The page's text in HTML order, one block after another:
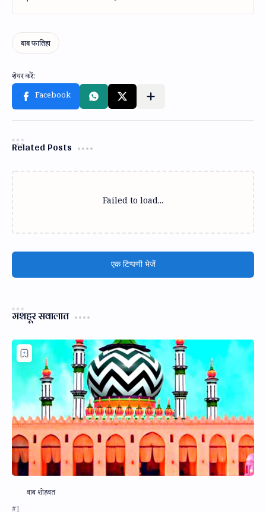
Related Posts
Failed to load...
एक टिप्पणी भेजें
मशहूर सवालात